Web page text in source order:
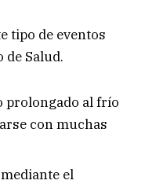
tipo de eventos
Salud.
prolongado al frío
con muchas
el